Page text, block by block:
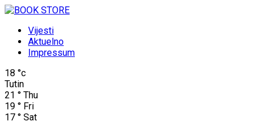
Vijesti
Aktuelno
Impressum
18 °c
Tutin
21 ° Thu
19 ° Fri
17 ° Sat